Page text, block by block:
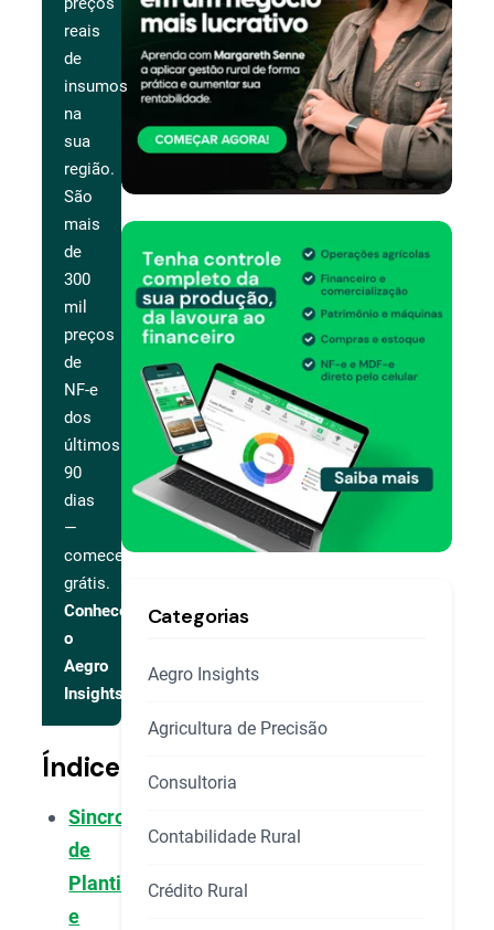
reais
de
insumos
na
sua
região.
São
mais
de
300
mil
preços
de
NF-e
dos
últimos
90
dias
—
comece
grátis.
Conhecer
o
Aegro
Insights
Índice
Sincronização
de
Plantio
e
Categorias
Aegro Insights
Agricultura de Precisão
Consultoria
Contabilidade Rural
Crédito Rural